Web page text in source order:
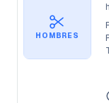
HOMBRES